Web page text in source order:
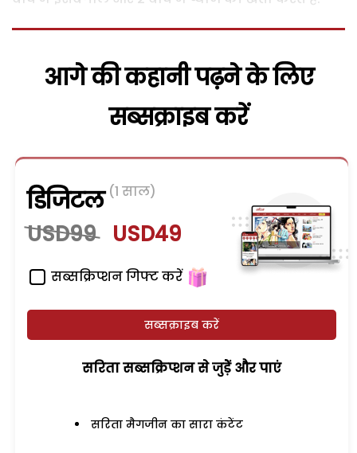
आगे की कहानी पढ़ने के लिए
सब्सक्राइब करें
डिजिटल (1 साल)
USD99 USD49
सब्सक्रिप्शन गिफ्ट करें
सब्सक्राइब करें
सरिता सब्सक्रिप्शन से जुड़ेें और पाएं
सरिता मैगजीन का सारा कंटेंट